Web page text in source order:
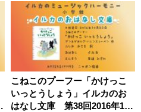
こねこのプーフー「かけっこ
いっとうしょう」イルカのお
はなし文庫 第38回2016年10